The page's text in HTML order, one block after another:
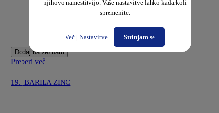
Dodaj na seznam
Preberi več
19. BARILA ZINC
njihovo namestitvijo. Vaše nastavitve lahko kadarkoli
spremenite.
Več | Nastavitve Strinjam se